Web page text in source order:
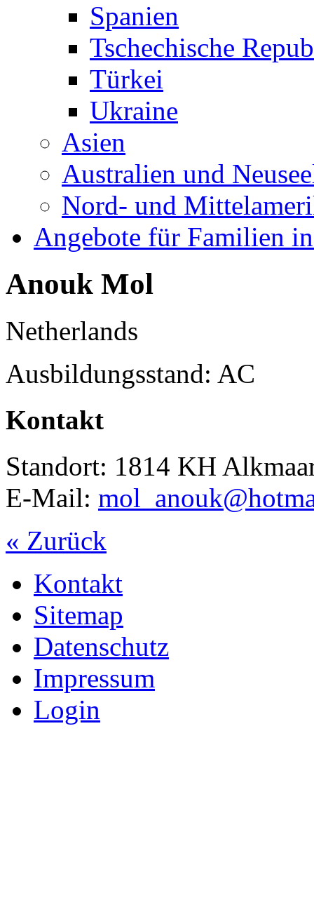
Spanien
Tschechische
Türkei
Ukraine
Asien
Australien und
Nord- und
Angebote für Familien
Anouk Mol
Netherlands
Ausbildungsstand: AC
Kontakt
Standort: 1814 KH
E-Mail:
« Zurück
Kontakt
Sitemap
Datenschutz
Impressum
Login